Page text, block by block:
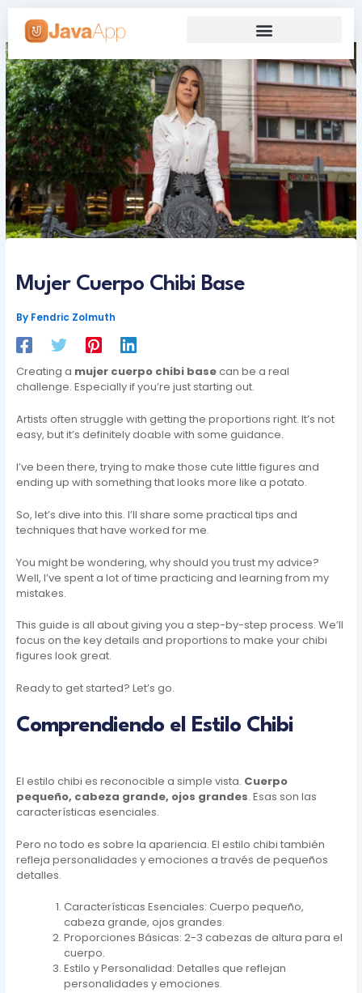
content
Mujer Cuerpo Chibi Base
By Fendric Zolmuth
Creating a mujer cuerpo chibi basecan be a real
challenge. Especially if you’re just starting out.
Artists often struggle with getting the proportions right. It’s not
easy, but it’s definitely doable with some guidance.
I’ve been there, trying to make those cute little figures and
ending up with something that looks more like a potato.
So, let’s dive into this. I’ll share some practical tips and
techniques that have worked for me.
You might be wondering, why should you trust my advice?
Well, I’ve spent a lot of time practicing and learning from my
mistakes.
This guide is all about giving you a step-by-step process. We’ll
focus on the key details and proportions to make your chibi
figures look great.
Ready to get started? Let’s go.
Comprendiendo el Estilo Chibi
El estilo chibi es reconocible a simple vista. Cuerpo
pequeño, cabeza grande, ojos grandes. Esas son las
características esenciales.
Pero no todo es sobre la apariencia. El estilo chibi también
refleja personalidades y emociones a través de pequeños
detalles.
Características Esenciales: Cuerpo pequeño,
cabeza grande, ojos grandes.
Proporciones Básicas: 2-3 cabezas de altura para el
cuerpo.
Estilo y Personalidad: Detalles que reflejan
personalidades y emociones.